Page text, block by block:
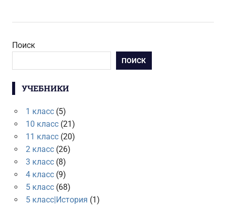
Поиск
ПОИСК
УЧЕБНИКИ
1 класс(5)
10 класс(21)
11 класс(20)
2 класс(26)
3 класс(8)
4 класс(9)
5 класс(68)
5 класс|История (1)